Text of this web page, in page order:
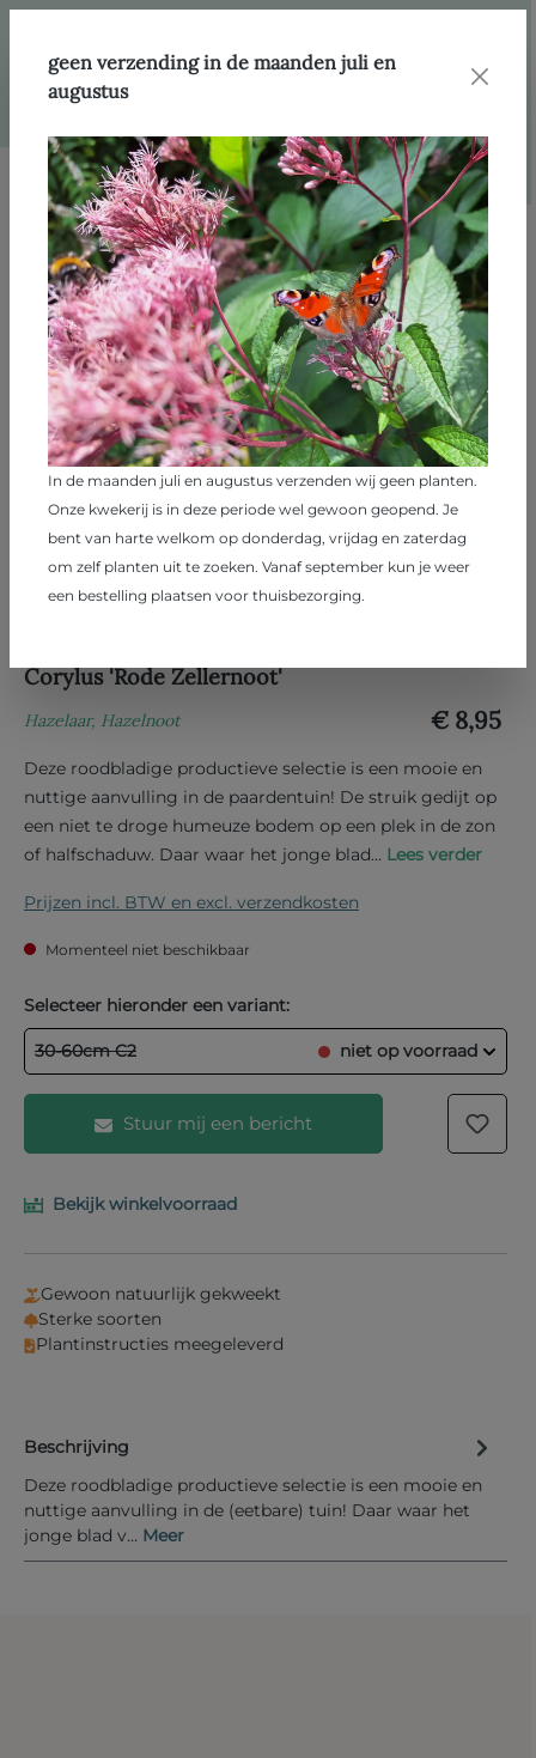
Afbeeldingengalerij overslaan
Corylus 'Rode Zellernoot'
Hazelaar, Hazelnoot € 8,95
Deze roodbladige productieve selectie is een mooie en
nuttige aanvulling in de paardentuin! De struik gedijt op
een niet te droge humeuze bodem op een plek in de zon
of halfschaduw. Daar waar het jonge blad... Lees verder
Prijzen incl. BTW en excl. verzendkosten
Momenteel niet beschikbaar
Selecteer hieronder een variant:
30-60cm C2 niet op voorraad
Stuur mij een bericht
Vul je e-mailadres in het onderstaande veld in en
voorraad is.
Informeer mij bij nieuwe voorraad
Bekijk winkelvoorraad
Gewoon natuurlijk gekweekt
Sterke soorten
Plantinstructies meegeleverd
Beschrijving
Deze roodbladige productieve selectie is een mooie en
nuttige aanvulling in de (eetbare) tuin! Daar waar het
jonge blad v… Meer
geen verzending in de maanden juli en
augustus
In de maanden juli en augustus verzenden wij geen planten.
Onze kwekerij is in deze periode wel gewoon geopend. Je
bent van harte welkom op donderdag, vrijdag en zaterdag
om zelf planten uit te zoeken. Vanaf september kun je weer
een bestelling plaatsen voor thuisbezorging.